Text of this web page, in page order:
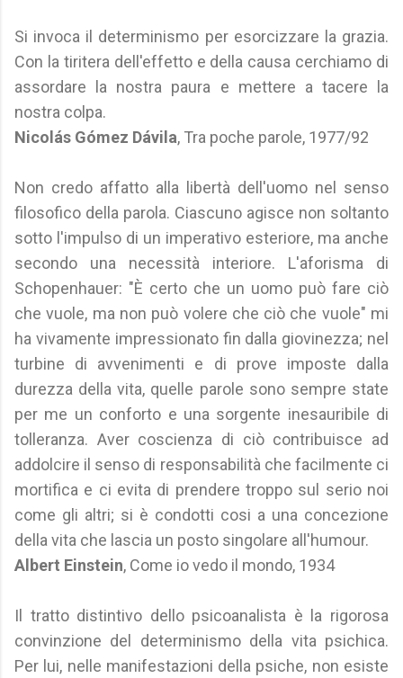
Si invoca il determinismo per esorcizzare la grazia.
Con la tiritera dell'effetto e della causa cerchiamo di
assordare la nostra paura e mettere a tacere la
nostra colpa.
Nicolás Gómez Dávila, Tra poche parole, 1977/92
Non credo affatto alla libertà dell'uomo nel senso
filosofico della parola. Ciascuno agisce non soltanto
sotto l'impulso di un imperativo esteriore, ma anche
secondo una necessità interiore. L'aforisma di
Schopenhauer: "È certo che un uomo può fare ciò
che vuole, ma non può volere che ciò che vuole" mi
ha vivamente impressionato fin dalla giovinezza; nel
turbine di avvenimenti e di prove imposte dalla
durezza della vita, quelle parole sono sempre state
per me un conforto e una sorgente inesauribile di
tolleranza. Aver coscienza di ciò contribuisce ad
addolcire il senso di responsabilità che facilmente ci
mortifica e ci evita di prendere troppo sul serio noi
come gli altri; si è condotti cosi a una concezione
della vita che lascia un posto singolare all'humour.
Albert Einstein, Come io vedo il mondo, 1934
Il tratto distintivo dello psicoanalista è la rigorosa
convinzione del determinismo della vita psichica.
Per lui, nelle manifestazioni della psiche, non esiste